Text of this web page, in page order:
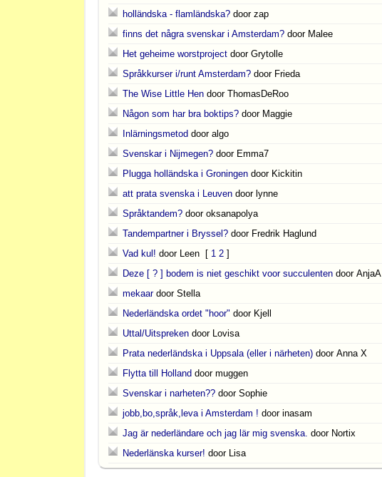
holländska - flamländska? door zap
finns det några svenskar i Amsterdam? door Malee
Het geheime worstproject door Grytolle
Språkkurser i/runt Amsterdam? door Frieda
The Wise Little Hen door ThomasDeRoo
Någon som har bra boktips? door Maggie
Inlärningsmetod door algo
Svenskar i Nijmegen? door Emma7
Plugga holländska i Groningen door Kickitin
att prata svenska i Leuven door lynne
Språktandem? door oksanapolya
Tandempartner i Bryssel? door Fredrik Haglund
Vad kul! door Leen[ 1 2]
Deze [ ? ] bodem is niet geschikt voor succulenten door AnjaA
mekaar door Stella
Nederländska ordet "hoor" door Kjell
Uttal/Uitspreken door Lovisa
Prata nederländska i Uppsala (eller i närheten) door Anna X
Flytta till Holland door muggen
Svenskar i narheten?? door Sophie
jobb,bo,språk,leva i Amsterdam ! door inasam
Jag är nederländare och jag lär mig svenska. door Nortix
Nederlänska kurser! door Lisa